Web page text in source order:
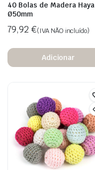
40 Bolas de Madera Haya
Ø50mm
79,92 €(IVA NÃO incluído)
Adicionar